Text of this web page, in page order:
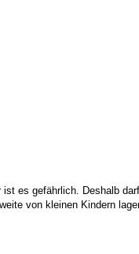
es gefährlich. Deshalb
von kleinen Kindern